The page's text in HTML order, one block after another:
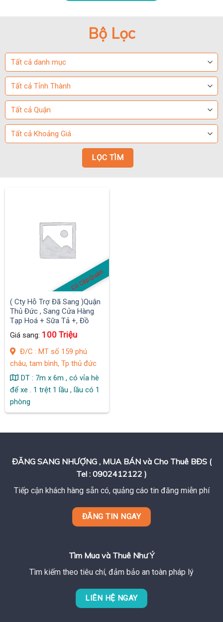
Bộ Lọc
Có Clip Quán
( Cty Hỗ Trợ Đã Sang )Quận
Thủ Đức , Sang Cửa Hàng
Tạp Hoá + Sữa Tả +, Đồ
Chơi MB rẻ 6,5 tr , 159 phú
châu, tam bình, Tp thủ đức
Giá sang: 100 Triệu
Đ/C : MT số 159 phú
châu, tam bình, Tp thủ đức
DT : 7m x 6m , có vỉa hè
để xe . 1 trệt 1 lầu , lầu có 1
phòng
ĐĂNG SANG NHƯỢNG , MUA BÁN và Cho Thuê BĐS (
Tel : 0902412122 )
Tiếp cận khách hàng sẵn có, quảng cáo tin đăng miễn phí
ĐĂNG TIN NGAY
Tìm Mua và Thuê Như Ý
Tìm kiếm theo tiêu chí, đảm bảo an toàn pháp lý
LIÊN HỆ NGAY